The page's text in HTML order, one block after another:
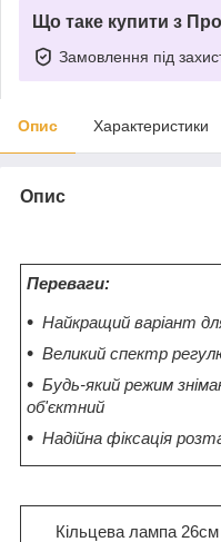
Що таке купити з
Замовлення під
Опис Характеристики
Опис
Переваги:
Найкращий варіант
Великий спектр
Будь-який режим
об'єктний
Надійна фіксація
Кільцева лампа 26см